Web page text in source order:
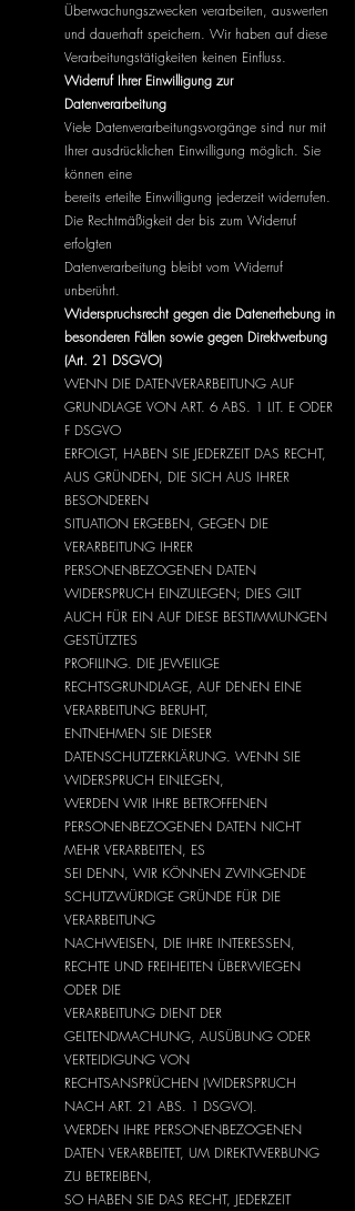
Überwachungszwecken verarbeiten, auswerten
und dauerhaft speichern. Wir haben auf diese
Verarbeitungstätigkeiten keinen Einfluss.
Widerruf Ihrer Einwilligung zur
Datenverarbeitung
Viele Datenverarbeitungsvorgänge sind nur mit
Ihrer ausdrücklichen Einwilligung möglich. Sie
können eine
bereits erteilte Einwilligung jederzeit widerrufen.
Die Rechtmäßigkeit der bis zum Widerruf
erfolgten
Datenverarbeitung bleibt vom Widerruf
unberührt.
Widerspruchsrecht gegen die Datenerhebung in
besonderen Fällen sowie gegen Direktwerbung
(Art. 21 DSGVO)
WENN DIE DATENVERARBEITUNG AUF
GRUNDLAGE VON ART. 6 ABS. 1 LIT. E ODER
F DSGVO
ERFOLGT, HABEN SIE JEDERZEIT DAS RECHT,
AUS GRÜNDEN, DIE SICH AUS IHRER
BESONDEREN
SITUATION ERGEBEN, GEGEN DIE
VERARBEITUNG IHRER
PERSONENBEZOGENEN DATEN
WIDERSPRUCH EINZULEGEN; DIES GILT
AUCH FÜR EIN AUF DIESE BESTIMMUNGEN
GESTÜTZTES
PROFILING. DIE JEWEILIGE
RECHTSGRUNDLAGE, AUF DENEN EINE
VERARBEITUNG BERUHT,
ENTNEHMEN SIE DIESER
DATENSCHUTZERKLÄRUNG. WENN SIE
WIDERSPRUCH EINLEGEN,
WERDEN WIR IHRE BETROFFENEN
PERSONENBEZOGENEN DATEN NICHT
MEHR VERARBEITEN, ES
SEI DENN, WIR KÖNNEN ZWINGENDE
SCHUTZWÜRDIGE GRÜNDE FÜR DIE
VERARBEITUNG
NACHWEISEN, DIE IHRE INTERESSEN,
RECHTE UND FREIHEITEN ÜBERWIEGEN
ODER DIE
VERARBEITUNG DIENT DER
GELTENDMACHUNG, AUSÜBUNG ODER
VERTEIDIGUNG VON
RECHTSANSPRÜCHEN (WIDERSPRUCH
NACH ART. 21 ABS. 1 DSGVO).
WERDEN IHRE PERSONENBEZOGENEN
DATEN VERARBEITET, UM DIREKTWERBUNG
ZU BETREIBEN,
SO HABEN SIE DAS RECHT, JEDERZEIT